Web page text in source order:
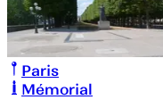
Paris
Mémorial